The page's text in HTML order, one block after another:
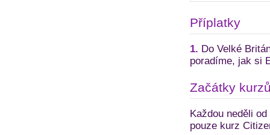
Příplatky
1. Do Velké
poradíme, jak si
Začátky
Každou neděli
pouze kurz